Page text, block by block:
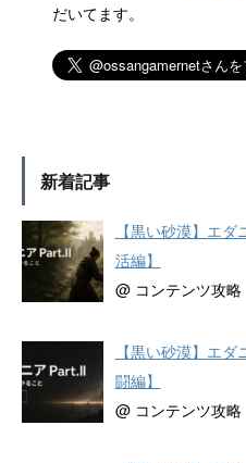
だいてます。
新着記事
【黒い砂漠】エ
活編】
@ コンテンツ攻略
【黒い砂漠】エ
闘編】
@ コンテンツ攻略